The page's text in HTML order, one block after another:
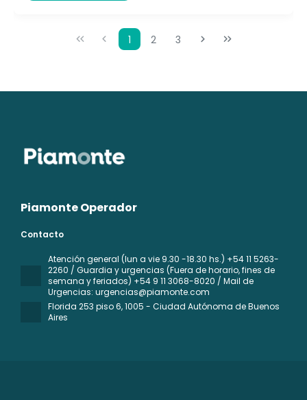
1 2 3
Piamonte Operador
Contacto
Atención general (lun a vie 9.30 -18.30 hs.) +54 11 5263-
2260 / Guardia y urgencias (Fuera de horario, fines de
semana y feriados) +54 9 11 3068-8020 / Mail de
Urgencias: urgencias@piamonte.com
Florida 253 piso 6, 1005 - Ciudad Autónoma de Buenos
Aires